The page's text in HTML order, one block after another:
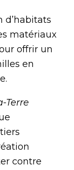
d’habitats
matériaux
offrir un
en
Terre
contre